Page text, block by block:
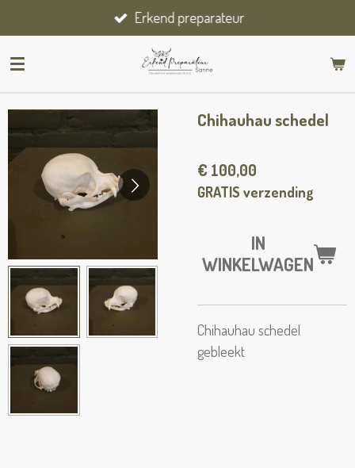
direct
naar
Erkend preparateur
Chihauhau schedel
€ 100,00
GRATIS verzending
IN
WINKELWAGEN
Chihauhau schedel
gebleekt